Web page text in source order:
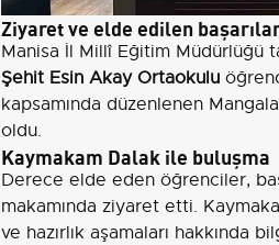
Ziyaret ve elde edilen
Manisa İl Millî Eğitim Müdürlüğü
Şehit Esin Akay Ortaokulu
kapsamında düzenlenen
oldu.
Kaymakam Dalak ile buluşma
Derece elde eden öğrenciler,
makamında ziyaret etti.
ve hazırlık aşamaları hakkında